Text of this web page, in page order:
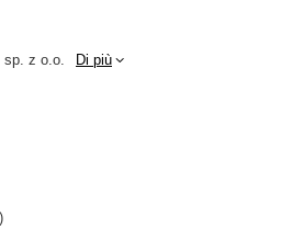
sp. z o.o. Di più